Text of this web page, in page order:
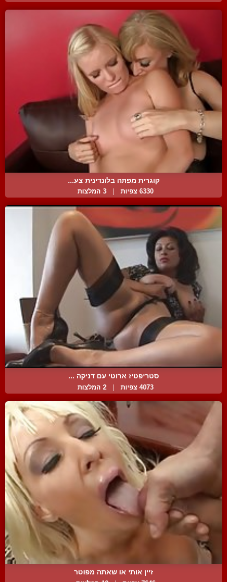
קוגרית מפתה בלונדינית צע...
6330 צפיות 3 המלצות
סטריפטיז ארוטי עם דניקה ...
4073 צפיות 2 המלצות
זיין אותי או שאתה מפוטר